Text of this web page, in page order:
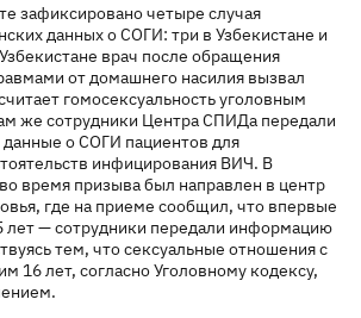
зафиксировано четыре случая
данных о СОГИ: три в Узбекистане и
врач после обращения
от домашнего насилия вызвал
гомосексуальность уголовным
же сотрудники Центра СПИДа передали
о СОГИ пациентов для
инфицирования ВИЧ. В
время призыва был направлен в центр
где на приеме сообщил, что впервые
лет — сотрудники передали информацию
тем, что сексуальные отношения с
16 лет, согласно Уголовному кодексу,